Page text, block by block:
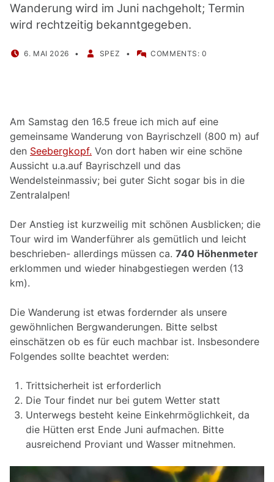
Wanderung wird im Juni nachgeholt; Termin
wird rechtzeitig bekanntgegeben.
POSTED ON:
6. MAI 2026
WRITTEN BY:
SPEZ COMMENTS: 0
Am Samstag den 16.5 freue ich mich auf eine
gemeinsame Wanderung von Bayrischzell (800 m) auf
den Seebergkopf. Von dort haben wir eine schöne
Aussicht u.a.auf Bayrischzell und das
Wendelsteinmassiv; bei guter Sicht sogar bis in die
Zentralalpen!
Der Anstieg ist kurzweilig mit schönen Ausblicken; die
Tour wird im Wanderführer als gemütlich und leicht
beschrieben- allerdings müssen ca. 740 Höhenmeter
erklommen und wieder hinabgestiegen werden (13
km).
Die Wanderung ist etwas fordernder als unsere
gewöhnlichen Bergwanderungen. Bitte selbst
einschätzen ob es für euch machbar ist. Insbesondere
Folgendes sollte beachtet werden:
Trittsicherheit ist erforderlich
Die Tour findet nur bei gutem Wetter statt
Unterwegs besteht keine Einkehrmöglichkeit, da
die Hütten erst Ende Juni aufmachen. Bitte
ausreichend Proviant und Wasser mitnehmen.